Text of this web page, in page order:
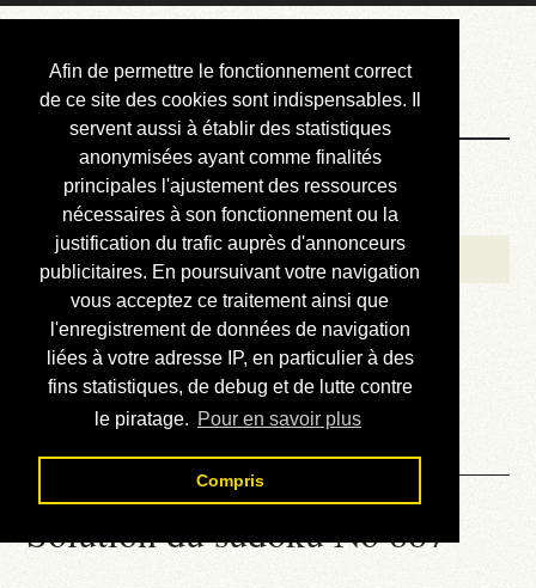
Afin de permettre le fonctionnement correct
de ce site des cookies sont indispensables. Il
servent aussi à établir des statistiques
anonymisées ayant comme finalités
principales l'ajustement des ressources
nécessaires à son fonctionnement ou la
justification du trafic auprès d'annonceurs
publicitaires. En poursuivant votre navigation
vous acceptez ce traitement ainsi que
l'enregistrement de données de navigation
liées à votre adresse IP, en particulier à des
fins statistiques, de debug et de lutte contre
le piratage. Pour en savoir plus
Compris
Courbis, « LE »
Blog Officiel
Bienvenue
Réalisations
Divers (et d’été)
Annonces
Liens externes
Téléchargement
Contact
Solution du sudoku No 887